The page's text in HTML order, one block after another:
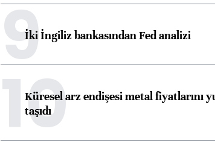
9İki İngiliz bankasından Fed analizi
10
Küresel arz endişesi metal fiyatlarını
taşıdı